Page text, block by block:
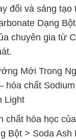
đổi và sáng tạo
Dạng
chuyên gia từ
Mới Trong
hóa chất
Light
chất hóa học
Bột > Soda Ash